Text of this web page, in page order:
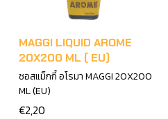
MAGGI LIQUID AROME
20X200 ML ( EU)
ซอสแม็กกี้ อโรมา MAGGI 20X200
ML (EU)
€2,20